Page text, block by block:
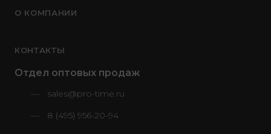
О КОМПАНИИ
КОНТАКТЫ
Отдел оптовых продаж
sales@pro-time.ru
8 (495) 956-20-94